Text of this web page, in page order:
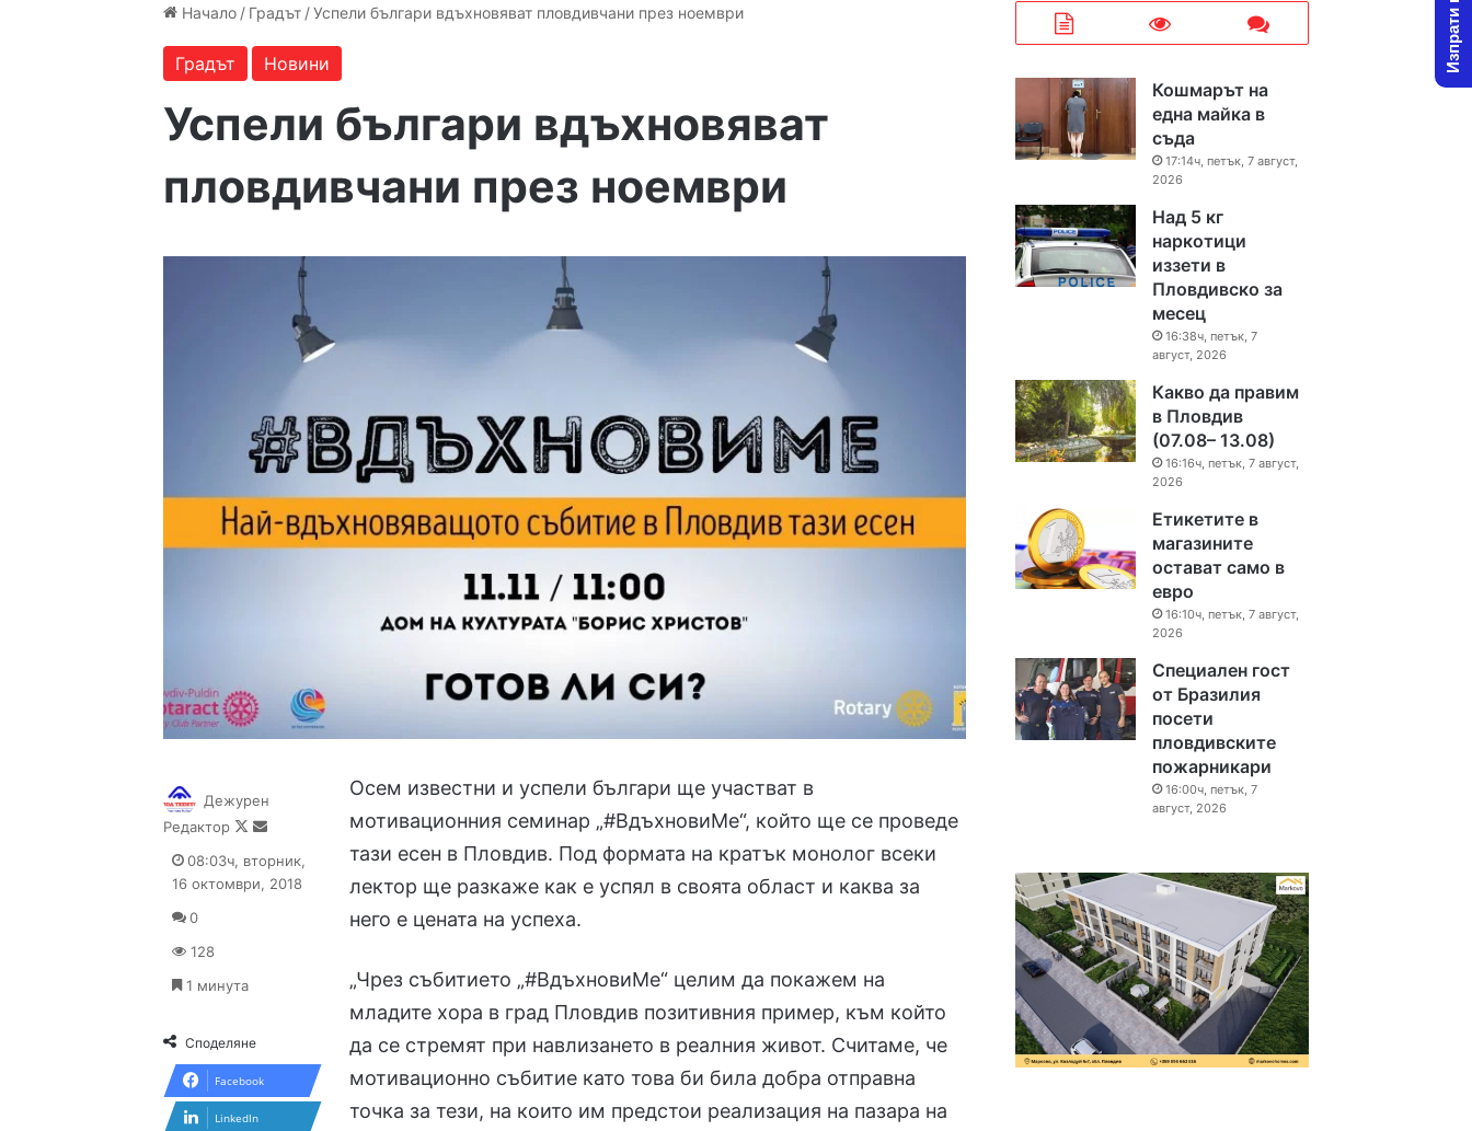
Начало / Градът / Успели българи вдъхновяват пловдивчани през ноември
Градът Новини
Успели българи вдъхновяват
пловдивчани през ноември
Осем известни и успели българи ще участват в
мотивационния семинар „#ВдъхновиМе“, който ще се проведе
тази есен в Пловдив. Под формата на кратък монолог всеки
лектор ще разкаже как е успял в своята област и каква за
него е цената на успеха.
„Чрез събитието „#ВдъхновиМе“ целим да покажем на
младите хора в град Пловдив позитивния пример, към който
да се стремят при навлизането в реалния живот. Считаме, че
мотивационно събитие като това би била добра отправна
точка за тези, на които им предстои реализация на пазара на
Дежурен
Редактор
Follow
X
Send
email
08:03ч, вторник,
16 октомври, 2018
0
128
1 минута
Споделяне
Facebook
LinkedIn
Кошмарът на
една майка в
съда
17:14ч, петък, 7 август,
2026
Над 5 кг
наркотици
иззети в
Пловдивско за
месец
16:38ч, петък, 7
август, 2026
Какво да правим
в Пловдив
(07.08– 13.08)
16:16ч, петък, 7 август,
2026
Етикетите в
магазините
остават само в
евро
16:10ч, петък, 7 август,
2026
Специален гост
от Бразилия
посети
пловдивските
пожарникари
16:00ч, петък, 7
август, 2026